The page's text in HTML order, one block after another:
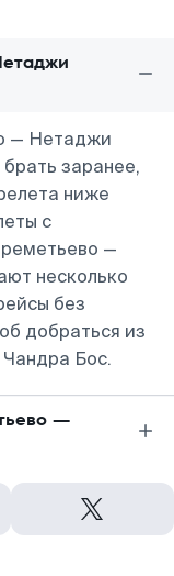
— Нетаджи
заранее,
ниже
с
—
несколько
без
добраться из
Бос.
—